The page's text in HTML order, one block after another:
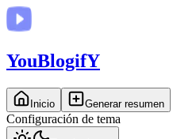
YouBlogifY
Inicio Generar resumen
Configuración de tema